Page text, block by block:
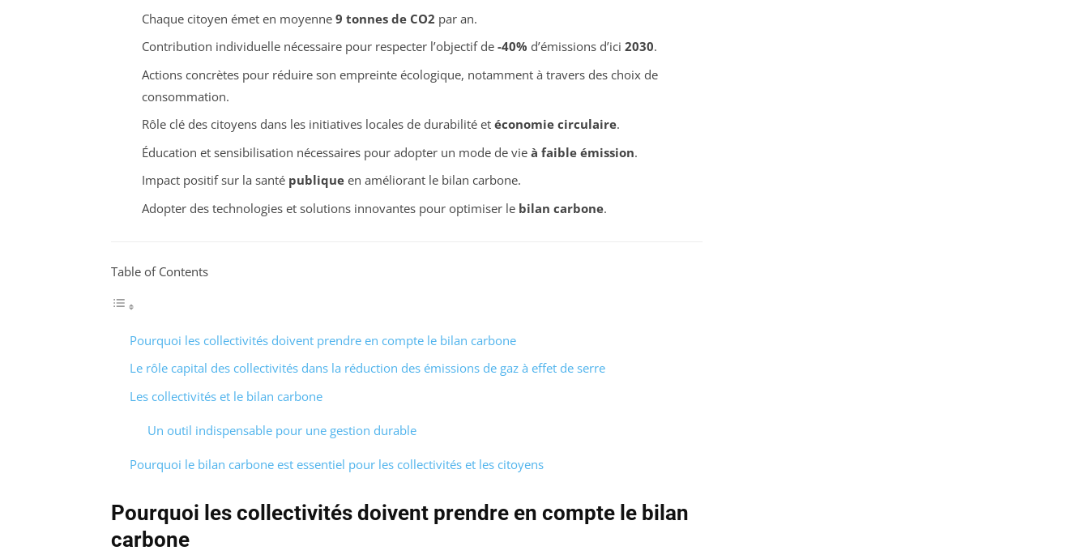
Chaque citoyen émet en moyenne 9 tonnes de CO2 par an.
Contribution individuelle nécessaire pour respecter l’objectif de -40% d’émissions d’ici 2030.
Actions concrètes pour réduire son empreinte écologique, notamment à travers des choix de
consommation.
Rôle clé des citoyens dans les initiatives locales de durabilité et économie circulaire.
Éducation et sensibilisation nécessaires pour adopter un mode de vie à faible émission.
Impact positif sur la santé publiqueen améliorant le bilan carbone.
Adopter des technologies et solutions innovantes pour optimiser le bilan carbone.
Table of Contents
Pourquoi les collectivités doivent prendre en compte le bilan carbone
Le rôle capital des collectivités dans la réduction des émissions de gaz à effet de serre
Les collectivités et le bilan carbone
Un outil indispensable pour une gestion durable
Pourquoi le bilan carbone est essentiel pour les collectivités et les citoyens
Pourquoi les collectivités doivent prendre en compte le bilan
carbone